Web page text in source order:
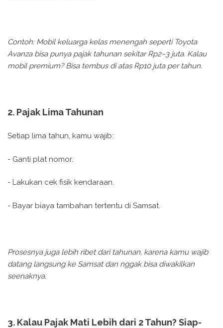
Contoh: Mobil keluarga kelas menengah seperti Toyota
Avanza bisa punya pajak tahunan sekitar Rp2–3 juta. Kalau
mobil premium? Bisa tembus di atas Rp10 juta per tahun.
2. Pajak Lima Tahunan
Setiap lima tahun, kamu wajib:
- Ganti plat nomor.
- Lakukan cek fisik kendaraan.
- Bayar biaya tambahan tertentu di Samsat.
Prosesnya juga lebih ribet dari tahunan, karena kamu wajib
datang langsung ke Samsat dan nggak bisa diwakilkan
seenaknya.
3. Kalau Pajak Mati Lebih dari 2 Tahun? Siap-